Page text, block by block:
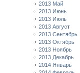
2013 Май
2013 Июнь
2013 Июль
2013 Август
2013 Сентябрь
2013 Октябрь
2013 Ноябрь
2013 Декабрь
2014 Январь